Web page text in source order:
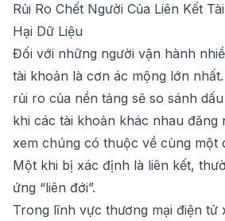
Rủi Ro Chết Người Của Liên Kết
Hại Dữ Liệu
Đối với những người vận hành
tài khoản là cơn ác mộng lớn
rủi ro của nền tảng sẽ so sánh
khi các tài khoản khác nhau đăng
xem chúng có thuộc về cùng một
Một khi bị xác định là liên kết,
ứng “liên đới”.
Trong lĩnh vực thương mại điện tử